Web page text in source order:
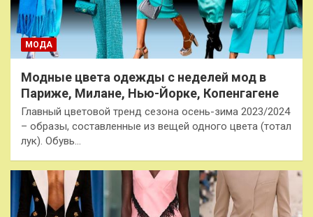
МОДА
Модные цвета одежды с неделей мод в
Париже, Милане, Нью-Йорке, Копенгагене
Главный цветовой тренд сезона осень-зима 2023/2024
– образы, составленные из вещей одного цвета (тотал
лук). Обувь…